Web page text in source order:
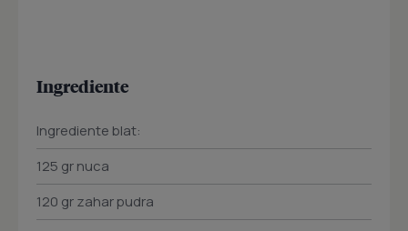
Ingrediente
Ingrediente blat:
125 gr nuca
120 gr zahar pudra